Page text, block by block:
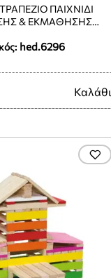
hed.6296
ΠΑΙΧΝΊΔΙ
& ΕΚΜΆΘΗΣΗΣ
Καλάθι